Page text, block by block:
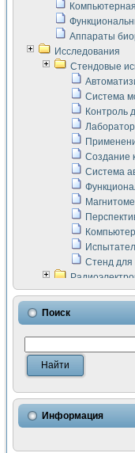
Аппараты
Исследования
Стендовые
Система
Контроль
Создание
Система
Стенд для
LabVIEW
Поиск
Информация